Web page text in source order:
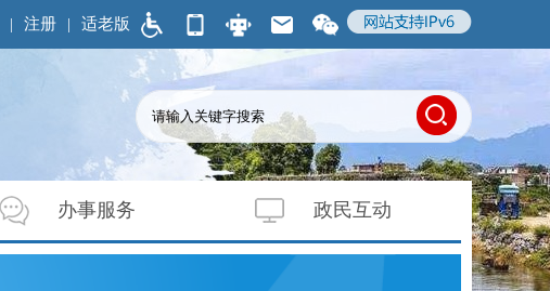
适老版
| 注册 |
办事服务 政民互动